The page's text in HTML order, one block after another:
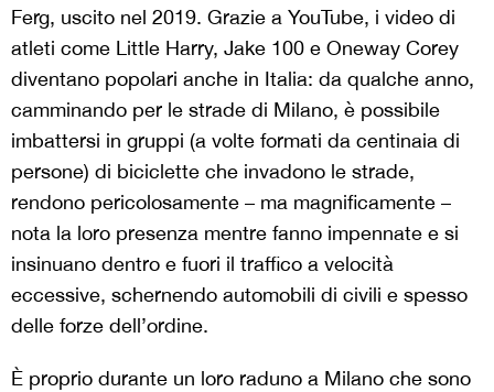
Ferg, uscito nel 2019. Grazie a YouTube, i video di
atleti come Little Harry, Jake 100 e Oneway Corey
diventano popolari anche in Italia: da qualche anno,
camminando per le strade di Milano, è possibile
imbattersi in gruppi (a volte formati da centinaia di
persone) di biciclette che invadono le strade,
rendono pericolosamente – ma magnificamente –
nota la loro presenza mentre fanno impennate e si
insinuano dentro e fuori il traffico a velocità
eccessive, schernendo automobili di civili e spesso
delle forze dell’ordine.
È proprio durante un loro raduno a Milano che sono